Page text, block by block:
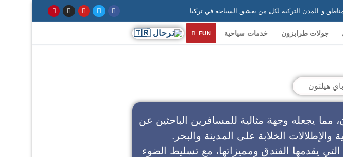
جولات طرابزون خدمات سياحية FUN
يجعله وجهة مثالية للمسافرين الباحثين عن
والإطلالات الخلابة على المدينة والبحر.
يقدمها الفندق ومميزاتها، مع تسليط الضوء